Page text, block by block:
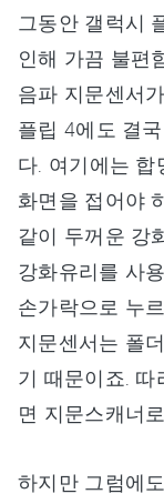
그동안 갤럭시
인해 가끔 불편
음파 지문센서
플립 4에도 결
다. 여기에는 합
화면을 접어야
같이 두꺼운 강
강화유리를 사
손가락으로 누
지문센서는 폴
기 때문이죠.
면 지문스캐너
하지만 그럼에